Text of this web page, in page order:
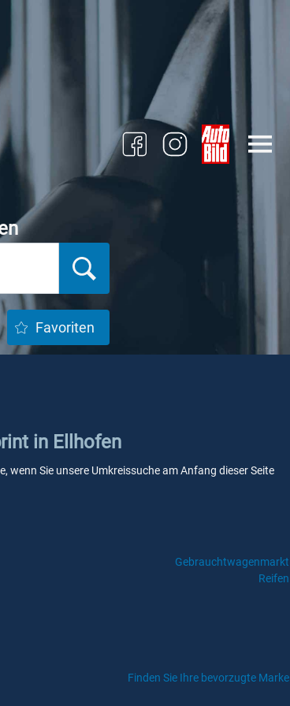
Favoriten
in Ellhofen
wenn Sie unsere Umkreissuche am Anfang dieser Seite
Gebrauchtwagenmarkt
Reifen
Finden Sie Ihre bevorzugte Marke